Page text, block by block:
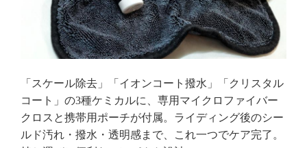
「スケール除去」「イオンコート撥水」「クリスタル
コート」の3種ケミカルに、専用マイクロファイバー
クロスと携帯用ポーチが付属。ライディング後のシー
ルド汚れ・撥水・透明感まで、これ一つでケア完了。